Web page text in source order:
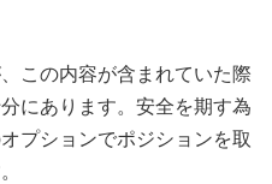
この内容が含まれていた際
にあります。安全を期す為
プションでポジションを取